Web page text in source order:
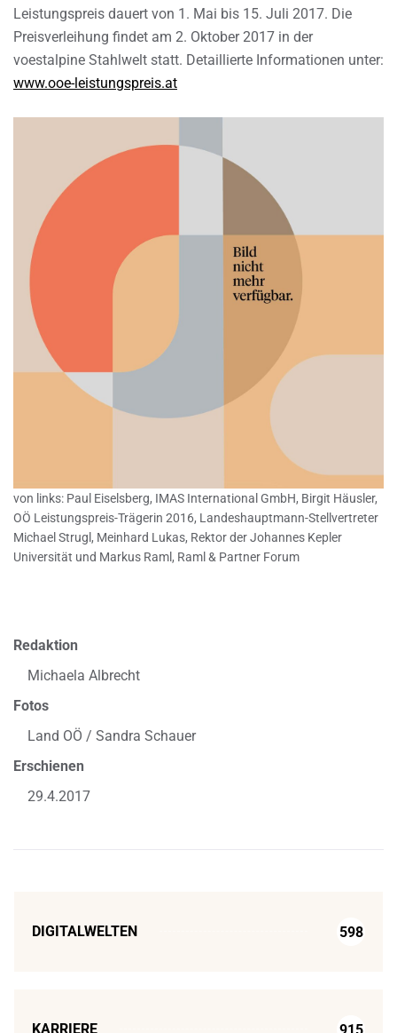
Leistungspreis dauert von 1. Mai bis 15. Juli 2017. Die
Preisverleihung findet am 2. Oktober 2017 in der
voestalpine Stahlwelt statt. Detaillierte Informationen unter:
www.ooe-leistungspreis.at
von links: Paul Eiselsberg, IMAS International GmbH, Birgit Häusler,
OÖ Leistungspreis-Trägerin 2016, Landeshauptmann-Stellvertreter
Michael Strugl, Meinhard Lukas, Rektor der Johannes Kepler
Universität und Markus Raml, Raml & Partner Forum
Redaktion
Michaela Albrecht
Fotos
Land OÖ / Sandra Schauer
Erschienen
29.4.2017
DIGITALWELTEN 598
KARRIERE